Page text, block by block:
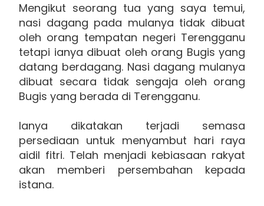
Mengikut seorang tua yang saya temui,
nasi dagang pada mulanya tidak dibuat
oleh orang tempatan negeri Terengganu
tetapi ianya dibuat oleh orang Bugis yang
datang berdagang. Nasi dagang mulanya
dibuat secara tidak sengaja oleh orang
Bugis yang berada di Terengganu.
Ianya dikatakan terjadi semasa
persediaan untuk menyambut hari raya
aidil fitri. Telah menjadi kebiasaan rakyat
akan memberi persembahan kepada
istana.